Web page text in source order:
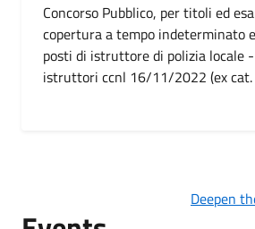
Concorso Pubblico, per titoli ed
copertura a tempo indeterminato
posti di istruttore di polizia locale
istruttori ccnl 16/11/2022 (ex
Deepen